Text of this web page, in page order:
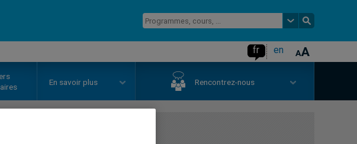
fr en
En savoir plus Rencontrez-nous